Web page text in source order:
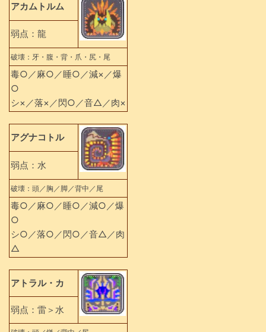
アカムトルム
弱点：龍
破壊：牙・腹・背・爪・尻・尾
毒○／麻○／睡○／減×／爆
○
シ×／落×／閃○／音△／肉×
アグナコトル
弱点：水
破壊：頭／胸／脚／背中／尾
毒○／麻○／睡○／減○／爆
○
シ○／落○／閃○／音△／肉
△
アトラル・カ
弱点：雷＞水